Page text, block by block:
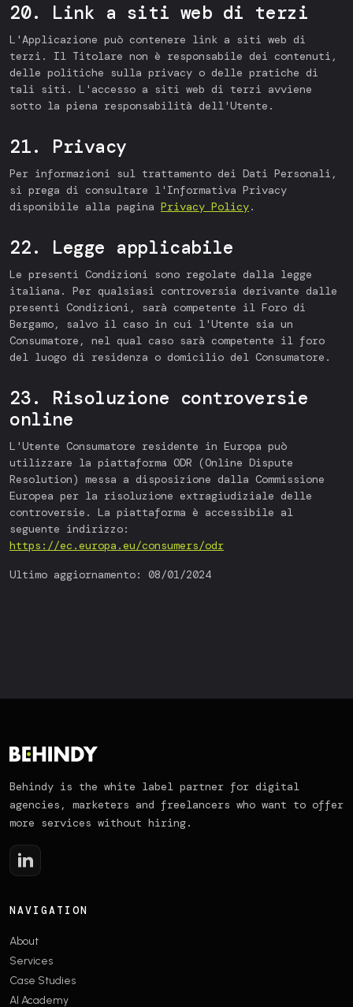
20. Link a siti web di terzi
L'Applicazione può contenere link a siti web di
terzi. Il Titolare non è responsabile dei contenuti,
delle politiche sulla privacy o delle pratiche di
tali siti. L'accesso a siti web di terzi avviene
sotto la piena responsabilità dell'Utente.
21. Privacy
Per informazioni sul trattamento dei Dati Personali,
si prega di consultare l'Informativa Privacy
disponibile alla pagina Privacy Policy.
22. Legge applicabile
Le presenti Condizioni sono regolate dalla legge
italiana. Per qualsiasi controversia derivante dalle
presenti Condizioni, sarà competente il Foro di
Bergamo, salvo il caso in cui l'Utente sia un
Consumatore, nel qual caso sarà competente il foro
del luogo di residenza o domicilio del Consumatore.
23. Risoluzione controversie
online
L'Utente Consumatore residente in Europa può
utilizzare la piattaforma ODR (Online Dispute
Resolution) messa a disposizione dalla Commissione
Europea per la risoluzione extragiudiziale delle
controversie. La piattaforma è accessibile al
seguente indirizzo:
https://ec.europa.eu/consumers/odr
Ultimo aggiornamento: 08/01/2024
Behindy is the white label partner for digital
agencies, marketers and freelancers who want to offer
more services without hiring.
NAVIGATION
About
Services
Case Studies
AI Academy